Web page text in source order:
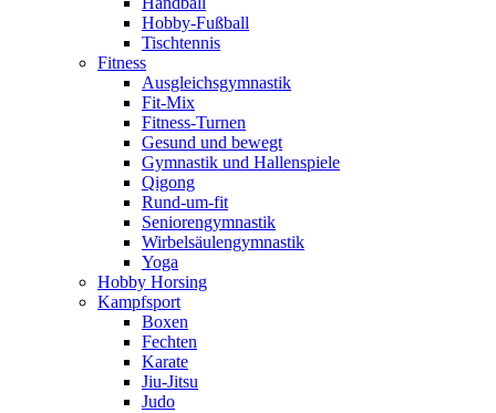
Hobby-Fußball
Tischtennis
Fitness
Ausgleichsgymnastik
Fit-Mix
Fitness-Turnen
Gesund und bewegt
Gymnastik und Hallenspiele
Qigong
Rund-um-fit
Seniorengymnastik
Wirbelsäulengymnastik
Yoga
Hobby Horsing
Kampfsport
Boxen
Fechten
Karate
Jiu-Jitsu
Judo